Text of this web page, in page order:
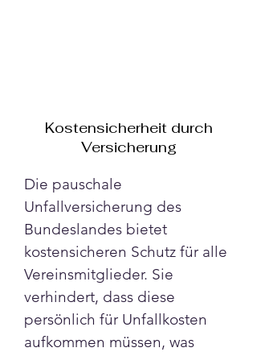
Kostensicherheit durch
Versicherung
Die pauschale
Unfallversicherung des
Bundeslandes bietet
kostensicheren Schutz für alle
Vereinsmitglieder. Sie
verhindert, dass diese
persönlich für Unfallkosten
aufkommen müssen, was